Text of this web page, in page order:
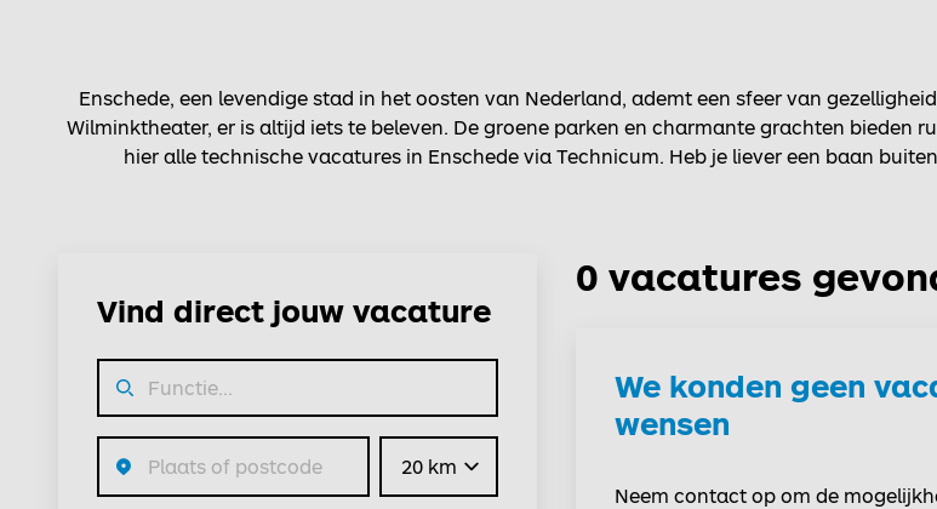
Enschede, een levendige stad in het oosten van Nederland, ademt een sfeer van
Wilminktheater, er is altijd iets te beleven. De groene parken en charmante grachten bieden
hier alle technische vacatures in Enschede via Technicum. Heb je liever een baan
Vind direct jouw vacature
0 vacatures
We konden geen
wensen
Neem contact op om de